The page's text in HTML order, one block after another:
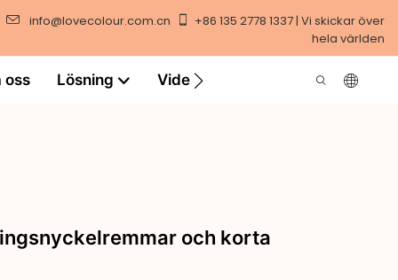
info@lovecolour.com.cn
+86 135 2778 1337 | Vi skickar över
hela världen
oss Lösning Video
och korta